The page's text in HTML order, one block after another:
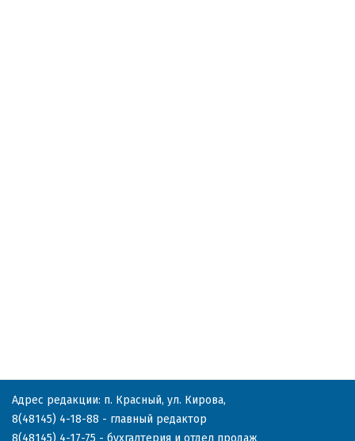
Адрес редакции: п. Красный, ул. Кирова,
8(48145) 4-18-88 - главный редактор
8(48145) 4-17-75 - бухгалтерия и отдел продаж